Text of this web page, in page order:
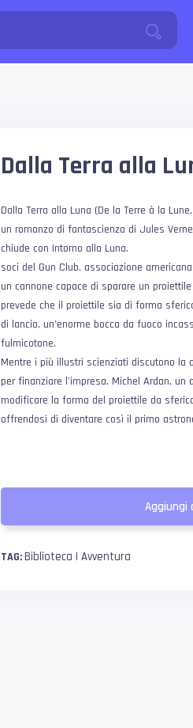
Dalla Terra alla
Dalla Terra alla Luna (De la Terre à la
un romanzo di fantascienza di Jules
chiude con Intorno alla Luna.
soci del Gun Club, associazione
un cannone capace di sparare un
prevede che il proiettile sia di forma
di lancio, un’enorme bocca da fuoco
fulmicotone.
Mentre i più illustri scienziati discutono la
per finanziare l’impresa. Michel Ardan,
modificare la forma del proiettile da
offrendosi di diventare così il primo
Aggiungi
TAG:Biblioteca | Avventura